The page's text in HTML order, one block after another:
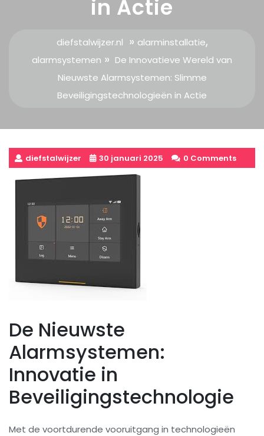
in Actie
diefstalwijzer.nl » alarminstallatie,
alarmsystemen » De Innovatieve Wereld van
Nieuwste Alarmsystemen: Slimme
Beveiligingstechnologieën in Actie
diefstalwijzer 30 januari 2025 0 Comments
De Nieuwste
Alarmsystemen:
Innovatie in
Beveiligingstechnologie
Met de voortdurende vooruitgang in technologieën